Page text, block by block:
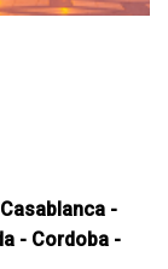
-
- Cordoba -